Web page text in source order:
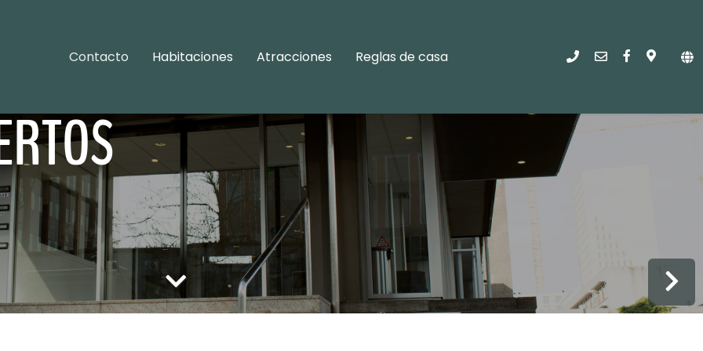
Contacto Habitaciones Atracciones Reglas de casa